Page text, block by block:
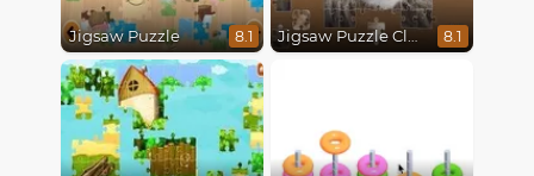
Jigsaw Puzzle 8.1 Jigsaw Puzzle Classic 8.1